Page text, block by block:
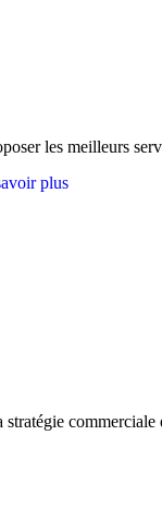
les meilleurs
plus